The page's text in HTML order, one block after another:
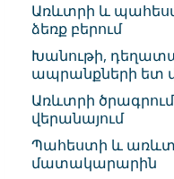
Առևտրի և
ձեռք բերում
Խանութի,
ապրանքների ետ
Առևտրի
վերանայում
Պահեստի և
մատակարարին